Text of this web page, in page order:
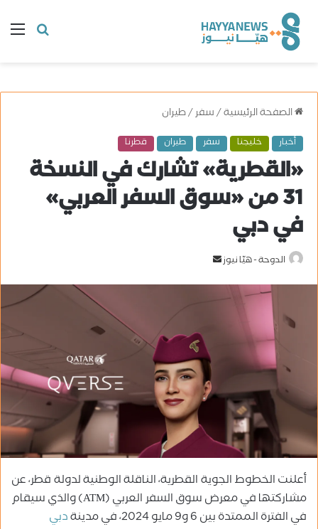
البحث
الصفحة الرئيسية/سفر/طيران
أخبار خليجنا سفر طيران قطرنا
«القطرية» تشارك في النسخة
31 من «سوق السفر العربي»
في دبي
الدوحة - هيّا نيوز
ي
د
ا
ر
و
ن
أعلنت الخطوط الجوية القطرية، الناقلة الوطنية لدولة قطر، عن
مشاركتها في معرض سوق السفر العربي (ATM) والذي سيقام
في الفترة الممتدة بين 6 و9 مايو 2024، في مدينة
دبي